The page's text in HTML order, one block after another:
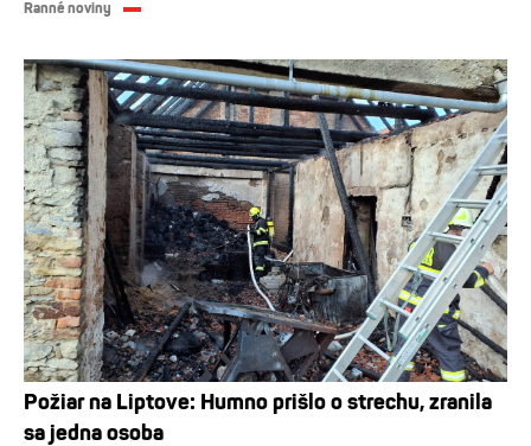
Ranné noviny
Požiar na Liptove: Humno prišlo o strechu, zranila
sa jedna osoba